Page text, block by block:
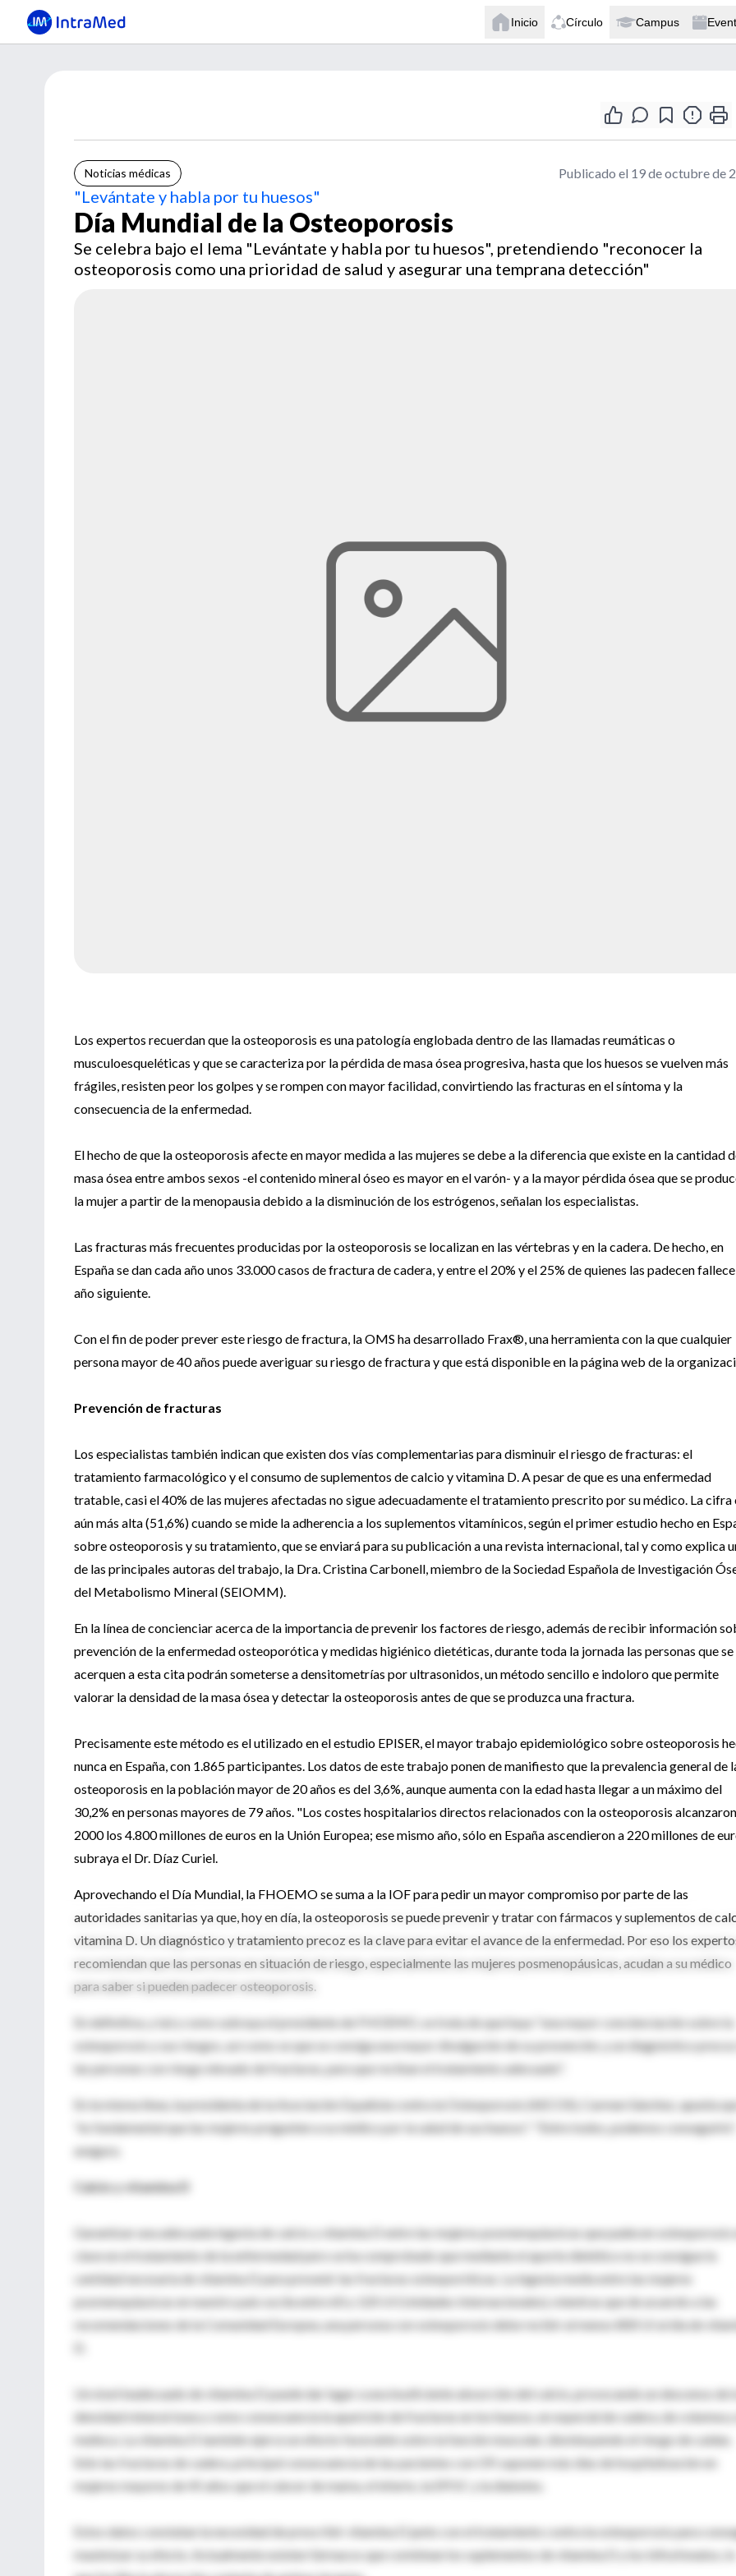
Inicio Círculo Campus
Noticias médicas Publicado el 19 de octubre de
"Levántate y habla por tu huesos"
Día Mundial de la Osteoporosis
Se celebra bajo el lema "Levántate y habla por tu huesos", pretendiendo "reconocer la
osteoporosis como una prioridad de salud y asegurar una temprana detección"
Los expertos recuerdan que la osteoporosis es una patología englobada dentro de las llamadas reumáticas o
musculoesqueléticas y que se caracteriza por la pérdida de masa ósea progresiva, hasta que los huesos se vuelven más
frágiles, resisten peor los golpes y se rompen con mayor facilidad, convirtiendo las fracturas en el síntoma y la
consecuencia de la enfermedad.
El hecho de que la osteoporosis afecte en mayor medida a las mujeres se debe a la diferencia que existe en la cantidad
masa ósea entre ambos sexos -el contenido mineral óseo es mayor en el varón- y a la mayor pérdida ósea que se
la mujer a partir de la menopausia debido a la disminución de los estrógenos, señalan los especialistas.
Las fracturas más frecuentes producidas por la osteoporosis se localizan en las vértebras y en la cadera. De hecho, en
España se dan cada año unos 33.000 casos de fractura de cadera, y entre el 20% y el 25% de quienes las padecen
año siguiente.
Con el fin de poder prever este riesgo de fractura, la OMS ha desarrollado Frax®, una herramienta con la que cualquier
persona mayor de 40 años puede averiguar su riesgo de fractura y que está disponible en la página web de la
Prevención de fracturas
Los especialistas también indican que existen dos vías complementarias para disminuir el riesgo de fracturas: el
tratamiento farmacológico y el consumo de suplementos de calcio y vitamina D. A pesar de que es una enfermedad
tratable, casi el 40% de las mujeres afectadas no sigue adecuadamente el tratamiento prescrito por su médico. La cifra
aún más alta (51,6%) cuando se mide la adherencia a los suplementos vitamínicos, según el primer estudio hecho en
sobre osteoporosis y su tratamiento, que se enviará para su publicación a una revista internacional, tal y como explica
de las principales autoras del trabajo, la Dra. Cristina Carbonell, miembro de la Sociedad Española de Investigación
del Metabolismo Mineral (SEIOMM).
En la línea de concienciar acerca de la importancia de prevenir los factores de riesgo, además de recibir información
prevención de la enfermedad osteoporótica y medidas higiénico dietéticas, durante toda la jornada las personas que se
acerquen a esta cita podrán someterse a densitometrías por ultrasonidos, un método sencillo e indoloro que permite
valorar la densidad de la masa ósea y detectar la osteoporosis antes de que se produzca una fractura.
Precisamente este método es el utilizado en el estudio EPISER, el mayor trabajo epidemiológico sobre osteoporosis
nunca en España, con 1.865 participantes. Los datos de este trabajo ponen de manifiesto que la prevalencia general de
osteoporosis en la población mayor de 20 años es del 3,6%, aunque aumenta con la edad hasta llegar a un máximo del
30,2% en personas mayores de 79 años. "Los costes hospitalarios directos relacionados con la osteoporosis
2000 los 4.800 millones de euros en la Unión Europea; ese mismo año, sólo en España ascendieron a 220 millones de
subraya el Dr. Díaz Curiel.
Aprovechando el Día Mundial, la FHOEMO se suma a la IOF para pedir un mayor compromiso por parte de las
autoridades sanitarias ya que, hoy en día, la osteoporosis se puede prevenir y tratar con fármacos y suplementos de
vitamina D. Un diagnóstico y tratamiento precoz es la clave para evitar el avance de la enfermedad. Por eso los
recomiendan que las personas en situación de riesgo, especialmente las mujeres posmenopáusicas, acudan a su médico
para saber si pueden padecer osteoporosis.
En definitiva, y tal y como subraya el presidente de FHOEMO, se trata de que haya "una mayor concienciación sobre la
osteoporosis y sus riesgos, así como se que se consiga una mayor divulgación de su prevención, y un diagnóstico precoz
las personas con riesgo elevado de fracturas, para que reciban el tratamiento adecuado".
En la misma línea, la presidenta de la Asociación Española contra la Osteoporosis (AECOS), Carmen Sánchez, apunta
"es fundamental que las mujeres pregunten a su médico por la salud de sus huesos". "Entre todos, podemos conseguirlo",
asegura.
Calcio y vitamina D
Garantizar una adecuada ingesta de calcio y vitamina D entre las mujeres posmenopáusicas que padecen osteoporosis
clave en el tratamiento de la enfermedad pero se ha comprobado que mediante el aporte dietético no se consigue la
cantidad necesaria de vitamina D para prevenir las fracturas osteoporóticas. La ingesta media entre las mujeres
posmenopáusicas en nuestro país oscila entre 60 y 120 UI (Unidades Internacionales), mientras que de acuerdo a las
recomendaciones de la Comunidad Europea, una persona con osteoporosis debe recibir al menos 800 UI al día de
Un nivel inadecuado de vitamina D puede dar lugar a una insuficiente absorción del calcio, provocando un descenso de
densidad mineral ósea y como consecuencia la aparición de fracturas en los huesos, en especial de cadera, de columna y
muñeca. La vitamina D también ejerce un efecto favorable sobre la función muscular, disminuyendo el riesgo de caídas.
Sólo las fracturas de cadera, principal consecuencia de las pacientes con OP, suponen más días de hospitalización en
mujeres mayores de 45 años que el cáncer de mama, el infarto, la EPOC y la diabetes.
Estos datos constatan la necesidad de prescribir vitamina D junto con el tratamiento contra la osteoporosis para
maximizar su efecto. Actualmente existen fármacos que combinan los suplementos de vitamina D y los bifosfonatos, lo